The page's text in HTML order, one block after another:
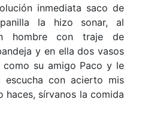
inmediata saco de
la hizo sonar, al
hombre con traje de
y en ella dos vasos
como su amigo Paco y le
con acierto mis
haces, sírvanos la comida